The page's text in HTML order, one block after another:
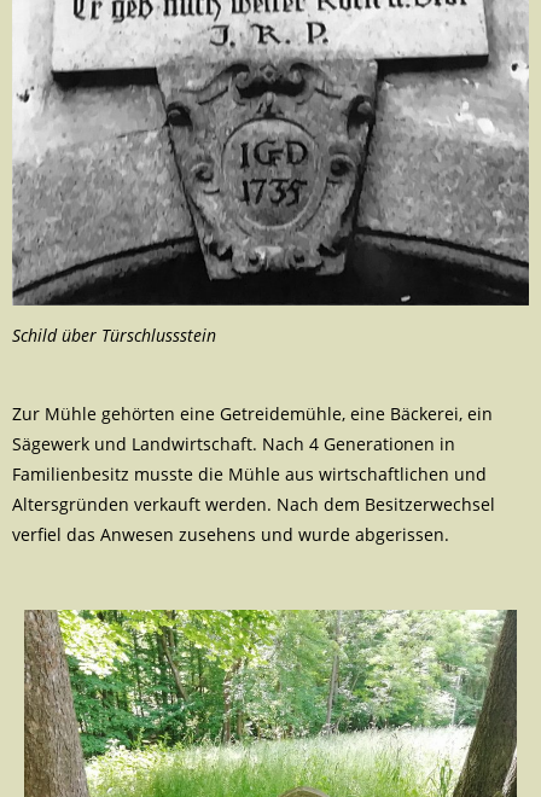
Schild über Türschlussstein
Zur Mühle gehörten eine Getreidemühle, eine Bäckerei, ein
Sägewerk und Landwirtschaft. Nach 4 Generationen in
Familienbesitz musste die Mühle aus wirtschaftlichen und
Altersgründen verkauft werden. Nach dem Besitzerwechsel
verfiel das Anwesen zusehens und wurde abgerissen.